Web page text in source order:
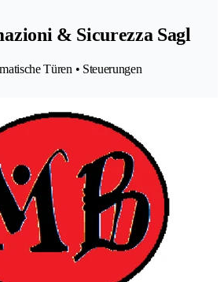
& Sicurezza Sagl
Türen • Steuerungen